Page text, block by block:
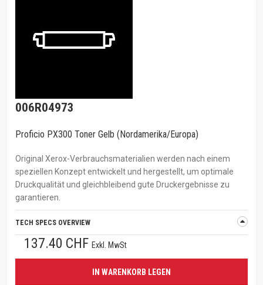
006R04973
Proficio PX300 Toner Gelb (Nordamerika/Europa)
Original Xerox-Verbrauchsmaterialien werden nach einem
speziellen Konzept entwickelt und hergestellt, um optimale
Druckqualität und gleichbleibend gute Druckergebnisse zu
garantieren.
TECH SPECS OVERVIEW
137.40 CHF Exkl. MwSt
IN WARENKORB LEGEN